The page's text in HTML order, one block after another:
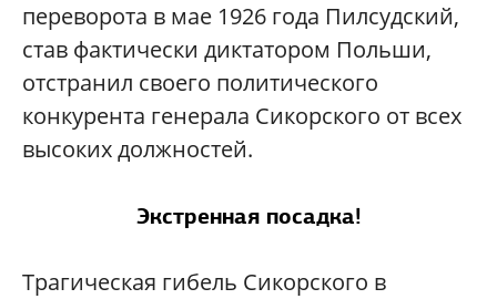
переворота в мае 1926 года Пилсудский,
став фактически диктатором Польши,
отстранил своего политического
конкурента генерала Сикорского от всех
высоких должностей.
Экстренная посадка!
Трагическая гибель Сикорского в